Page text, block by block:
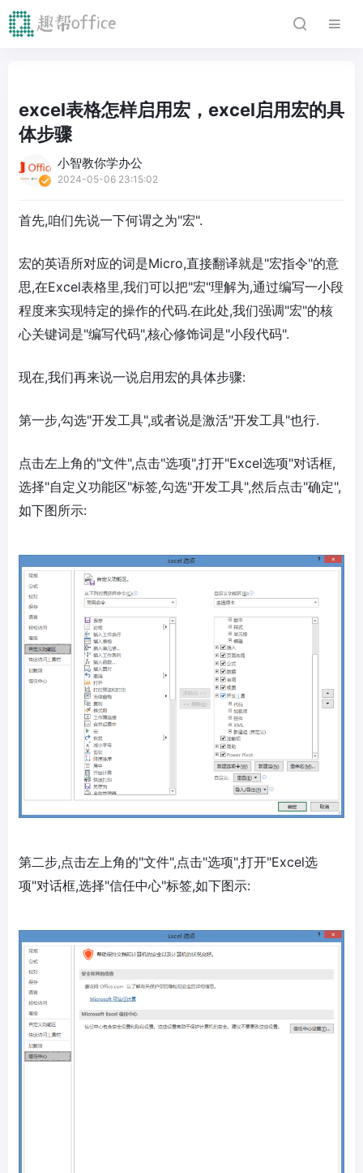
excel表格怎样启用宏，excel启用宏的具
体步骤
小智教你学办公
2024-05-06 23:15:02
首先,咱们先说一下何谓之为"宏".
宏的英语所对应的词是Micro,直接翻译就是"宏指令"的意
思,在Excel表格里,我们可以把"宏"理解为,通过编写一小段
程度来实现特定的操作的代码.在此处,我们强调"宏"的核
心关键词是"编写代码",核心修饰词是"小段代码".
现在,我们再来说一说启用宏的具体步骤:
第一步,勾选"开发工具",或者说是激活"开发工具"也行.
点击左上角的"文件",点击"选项",打开"Excel选项"对话框,
选择"自定义功能区"标签,勾选"开发工具",然后点击"确定",
如下图所示:
第二步,点击左上角的"文件",点击"选项",打开"Excel选
项"对话框,选择"信任中心"标签,如下图示: